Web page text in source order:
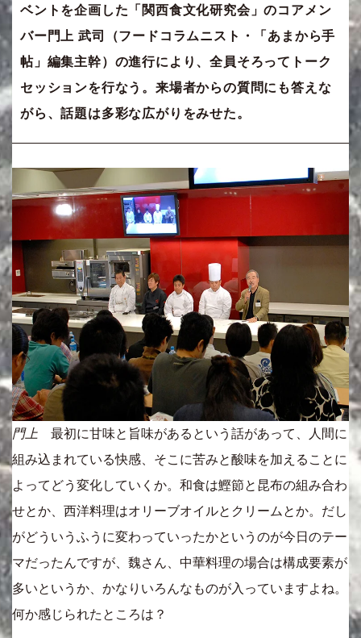
ベントを企画した「関西食文化研究会」のコアメン
バー門上 武司（フードコラムニスト・「あまから手
帖」編集主幹）の進行により、全員そろってトーク
セッションを行なう。来場者からの質問にも答えな
がら、話題は多彩な広がりをみせた。
門上 最初に甘味と旨味があるという話があって、人間に
組み込まれている快感、そこに苦みと酸味を加えることに
よってどう変化していくか。和食は鰹節と昆布の組み合わ
せとか、西洋料理はオリーブオイルとクリームとか。だし
がどういうふうに変わっていったかというのが今日のテー
マだったんですが、魏さん、中華料理の場合は構成要素が
多いというか、かなりいろんなものが入っていますよね。
何か感じられたところは？